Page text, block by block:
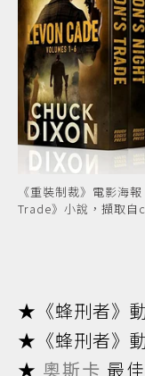
《重裝制裁》電影海
Trade》小說，擷取
★《蜂刑者》
★《蜂刑者》
★ 奧斯卡 最